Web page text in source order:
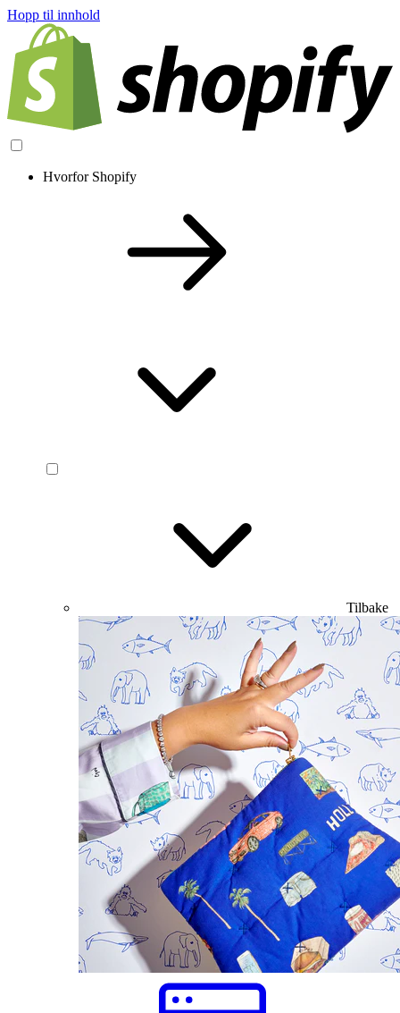
Hopp til innhold
Hvorfor Shopify
Tilbake